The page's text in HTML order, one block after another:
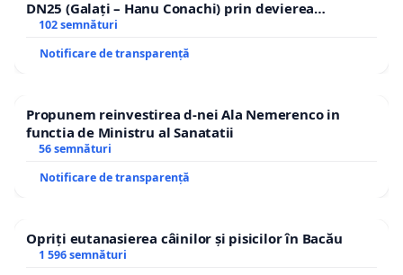
DN25 (Galați – Hanu Conachi) prin devierea
traseului în afara localităților!
102 semnături
Notificare de transparență
Propunem reinvestirea d-nei Ala Nemerenco in
functia de Ministru al Sanatatii
56 semnături
Notificare de transparență
Opriți eutanasierea câinilor și pisicilor în Bacău
1 596 semnături